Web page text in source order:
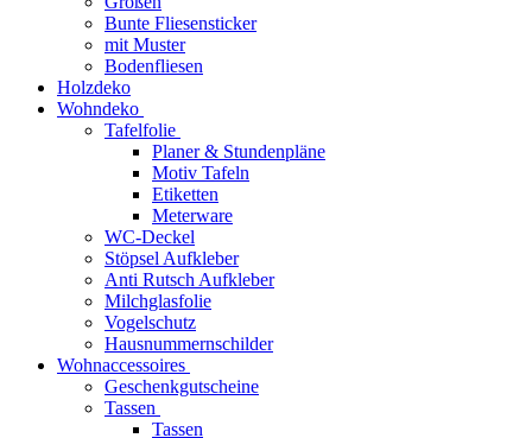
Bunte Fliesensticker
mit Muster
Bodenfliesen
Holzdeko
Wohndeko
Tafelfolie
Planer & Stundenpläne
Motiv Tafeln
Etiketten
Meterware
WC-Deckel
Stöpsel Aufkleber
Anti Rutsch Aufkleber
Milchglasfolie
Vogelschutz
Hausnummernschilder
Wohnaccessoires
Geschenkgutscheine
Tassen
Tassen